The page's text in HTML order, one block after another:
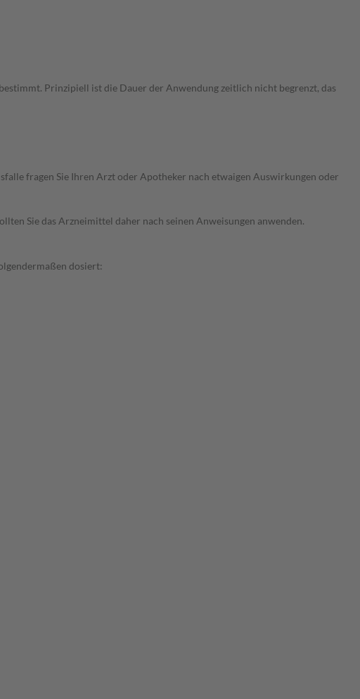
Prinzipiell ist die Dauer der Anwendung zeitlich nicht begrenzt, das
fragen Sie Ihren Arzt oder Apotheker nach etwaigen Auswirkungen oder
Sie das Arzneimittel daher nach seinen Anweisungen anwenden.
dosiert: